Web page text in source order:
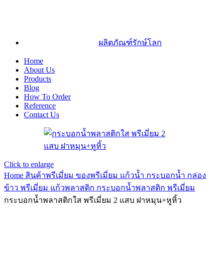
ผลิตภัณฑ์รักษ์โลก
Home
About Us
Products
Blog
How To Order
Reference
Contact Us
Click to enlarge
Home สินค้าพรีเมี่ยม ของพรีเมี่ยม แก้วน้ำ กระบอกน้ำ กล่อง
ข้าว พรีเมี่ยม แก้วพลาสติก กระบอกน้ำพลาสติก พรีเมี่ยม
กระบอกน้ำพลาสติกใส พรีเมี่ยม 2 แสบ ฝาหมุน+หูหิ้ว